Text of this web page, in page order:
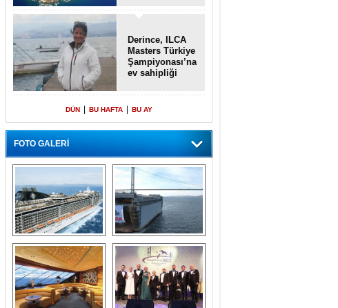
Derince, ILCA
Masters Türkiye
Şampiyonası’na
ev sahipliği
DÜN BU HAFTA BU AY
FOTO GALERİ
“Gemi içinde gemi”
konsepti ile MSC
Splendida
Dünyada tek!
Denizaltı yüzer
havuzu intikal
seyrine başladı